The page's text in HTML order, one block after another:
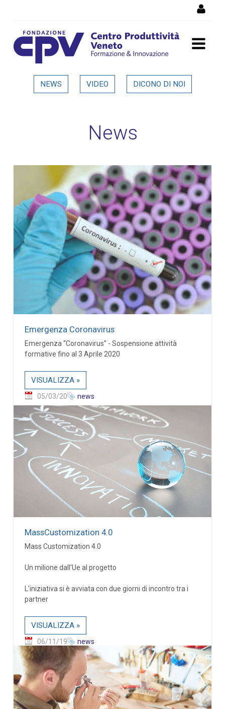
Dettaglio in evidenza
NEWS VIDEO DICONO DI NOI
News
Emergenza Coronavirus
Emergenza “Coronavirus” - Sospensione attività
formative fino al 3 Aprile 2020
VISUALIZZA »
05/03/20 news
MassCustomization 4.0
Mass Customization 4.0
Un milione dall'Ue al progetto
L'iniziativa si è avviata con due giorni di incontro tra i
partner
VISUALIZZA »
06/11/19 news